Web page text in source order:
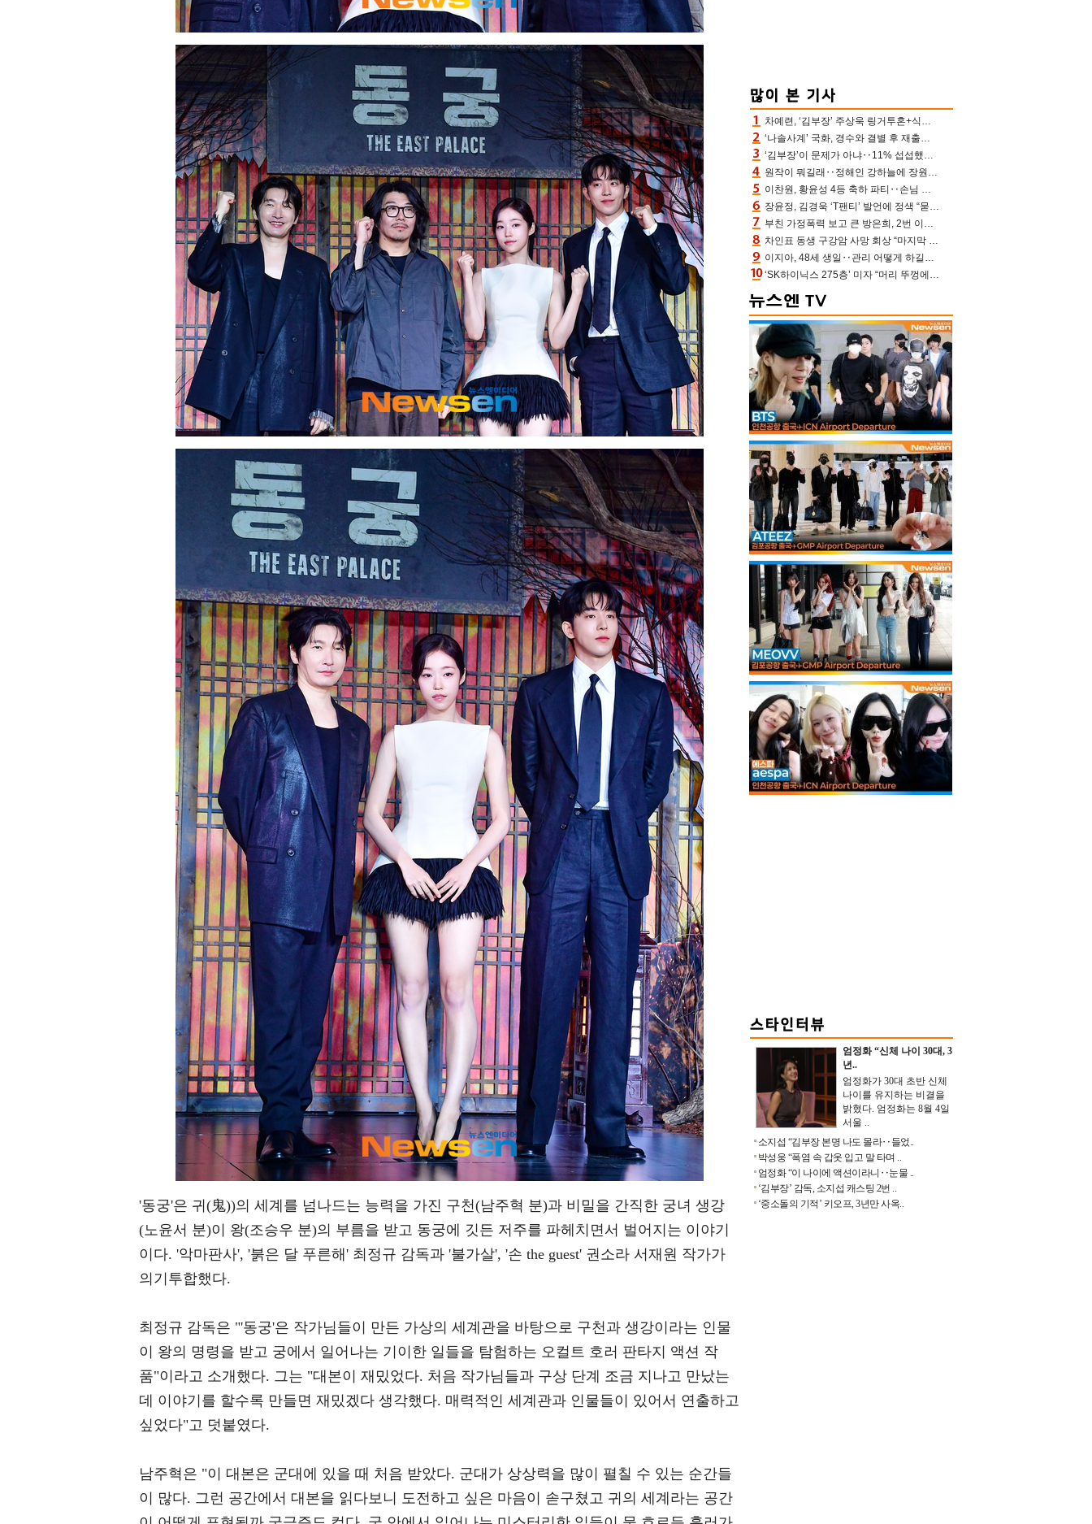
'동궁'은 귀(⻤))의 세계를 넘나드는 능력을 가진 구천(남주혁 분)과 비밀을 간직한 궁녀 생강
(노윤서 분)이 왕(조승우 분)의 부름을 받고 동궁에 깃든 저주를 파헤치면서 벌어지는 이야기
이다. '악마판사', '붉은 달 푸른해' 최정규 감독과 '불가살', '손 the guest' 권소라 서재원 작가가
의기투합했다.
최정규 감독은 "'동궁'은 작가님들이 만든 가상의 세계관을 바탕으로 구천과 생강이라는 인물
이 왕의 명령을 받고 궁에서 일어나는 기이한 일들을 탐험하는 오컬트 호러 판타지 액션 작
품"이라고 소개했다. 그는 "대본이 재밌었다. 처음 작가님들과 구상 단계 조금 지나고 만났는
데 이야기를 할수록 만들면 재밌겠다 생각했다. 매력적인 세계관과 인물들이 있어서 연출하고
싶었다"고 덧붙였다.
남주혁은 "이 대본은 군대에 있을 때 처음 받았다. 군대가 상상력을 많이 펼칠 수 있는 순간들
이 많다. 그런 공간에서 대본을 읽다보니 도전하고 싶은 마음이 솓구쳤고 귀의 세계라는 공간
차예련, ‘김부장’ 주상욱 링거투혼+식스팩 비화 “옷 벗는데 아저씨는 안 된다고”(차장금)
‘나솔사계’ 국화, 경수와 결별 후 재출연…첫인상 3표 몰표
‘김부장’이 문제가 아냐‥11% 섭섭했던 ‘재벌X형사2’ 돈·빽 총동원해 컴백 [TV보고서]
원작이 뭐길래‥정해인 강하늘에 장원영까지 참여한 이 영화
이찬원, 황윤성 4등 축하 파티‥손님 모으려 블랙핑크 지수와 친한 척(편스토랑)[어제TV]
장윤정, 김경욱 ‘T팬티’ 발언에 정색 “묻지 않았는데, 그것도 성희롱”(장공장)
부친 가정폭력 보고 큰 방은희, 2번 이혼 후 잠수→母 고독사에 자책(특종세상)[어제TV]
차인표 동생 구강암 사망 회상 “마지막 순간 동생 손 잡아준 신애라, 두고두고 고마워” (신애라이프)
이지아, 48세 생일‥관리 어떻게 하길래 놀라운 동안 미모
‘SK하이닉스 275층’ 미자 “머리 뚜껑에서 사, 주식만 안 해도 돈 버는 것”
엄정화 “신체 나이 30대, 3
년..
엄정화가 30대 초반 신체
나이를 유지하는 비결을
밝혔다. 엄정화는 8월 4일
서울 ..
소지섭 “김부장 본명 나도 몰라‥들었..
박성웅 “폭염 속 갑옷 입고 말 타며 ..
엄정화 “이 나이에 액션이라니‥눈물 ..
‘김부장’ 감독, 소지섭 캐스팅 2번 ..
‘중소돌의 기적’ 키오프, 3년만 사옥..